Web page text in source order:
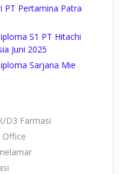
PT Pertamina Patra
S1 PT Hitachi
Juni 2025
Sarjana Mie
D3 Farmasi
Office